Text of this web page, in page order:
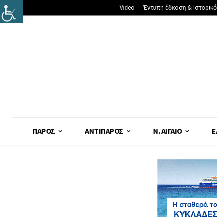
Video Έντυπη έδκοση &
ΠΆΡΟΣ ΑΝΤΊΠΑΡΟΣ Ν. ΑΙΓΑΊΟ